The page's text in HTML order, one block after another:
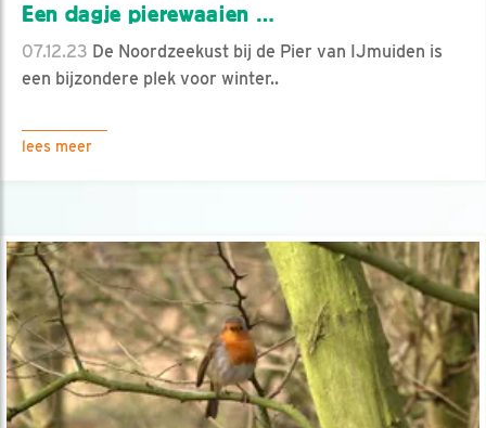
Een dagje pierewaaien …
07.12.23 De Noordzeekust bij de Pier van IJmuiden is
een bijzondere plek voor winter..
lees meer